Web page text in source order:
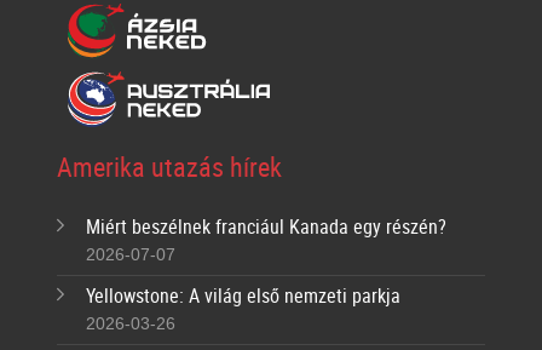
Amerika utazás hírek
Miért beszélnek franciául Kanada egy részén?
2026-07-07
Yellowstone: A világ első nemzeti parkja
2026-03-26